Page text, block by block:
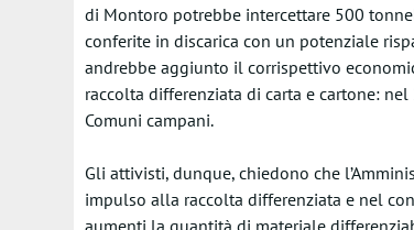
di Montoro potrebbe intercettare 500
conferite in discarica con un potenziale
andrebbe aggiunto il corrispettivo
raccolta differenziata di carta e cartone:
Comuni campani.
Gli attivisti, dunque, chiedono che
impulso alla raccolta differenziata e nel
aumenti la quantità di materiale